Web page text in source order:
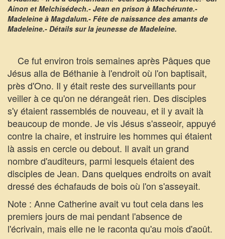
Ainon et Melchisédech.- Jean en prison à Machérunte.-
Madeleine à Magdalum.- Fête de naissance des amants de
Madeleine.- Détails sur la jeunesse de Madeleine.
Ce fut environ trois semaines après Pâques que
Jésus alla de Béthanie à l'endroit où l'on baptisait,
près d'Ono. Il y était reste des surveillants pour
veiller à ce qu'on ne dérangeât rien. Des disciples
s'y étaient rassemblés de nouveau, et il y avait là
beaucoup de monde. Je vis Jésus s'asseoir, appuyé
contre la chaire, et instruire les hommes qui étaient
là assis en cercle ou debout. Il avait un grand
nombre d'auditeurs, parmi lesquels étaient des
disciples de Jean. Dans quelques endroits on avait
dressé des échafauds de bois où l'on s'asseyait.
Note : Anne Catherine avait vu tout cela dans les
premiers jours de mai pendant l'absence de
l'écrivain, mais elle ne le raconta qu'au mois d'août.